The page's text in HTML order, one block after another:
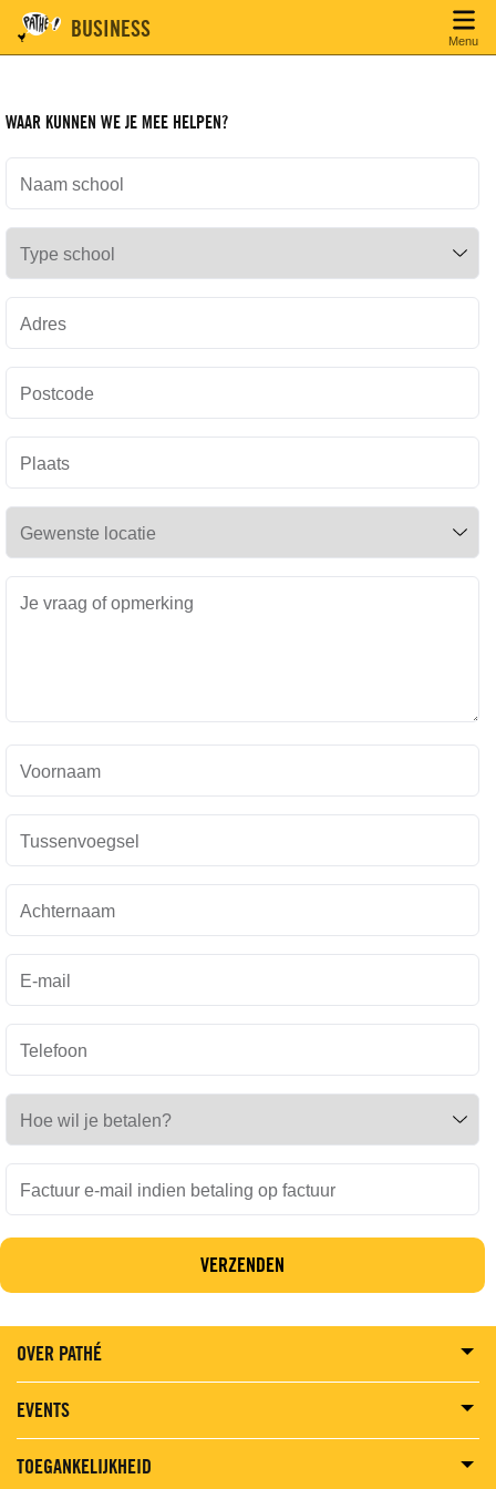
BUSINESS Menu
WAAR KUNNEN WE JE MEE HELPEN?
Naam school
Type school
Adres
Postcode
Plaats
Gewenste locatie
Je vraag of opmerking
Voornaam
Tussenvoegsel
Achternaam
E-mail
Telefoon
Hoe wil je betalen?
Factuur e-mail indien betaling op factuur
OVER PATHÉ
EVENTS
TOEGANKELIJKHEID